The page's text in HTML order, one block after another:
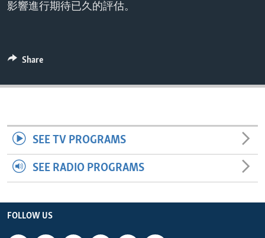
IDEALS AND INSTITUTIONS
影響進行期待已久的評估。
Share
SEE TV PROGRAMS
SEE RADIO PROGRAMS
FOLLOW US